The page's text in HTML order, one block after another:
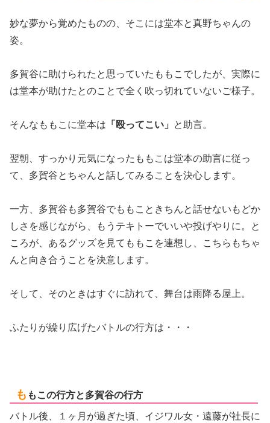
妙な夢から覚めたものの、そこには堂本と真野ちゃんの
姿。
多賀谷に助けられたと思っていたももこでしたが、実際に
は堂本が助けたとのことで全く吹っ切れていないご様子。
そんなももこに堂本は 「殴ってこい」 と助言。
翌朝、すっかり元気になったももこは堂本の助言に従っ
て、多賀谷とちゃんと話してみることを決心します。
一方、多賀谷も多賀谷でももこときちんと話せないもどか
しさを感じながら、もうテキトーでいいや投げやりに。と
ころが、あるグッズを見てももこを連想し、こちらもちゃ
んと向き合うことを決意します。
そして、そのときはすぐに訪れて、舞台は雨降る屋上。
ふたりが繰り広げたバトルの行方は・・・
も もこの行方と多賀谷の行方
バトル後、１ヶ月が過ぎた頃、イジワル女・遠藤が社長に